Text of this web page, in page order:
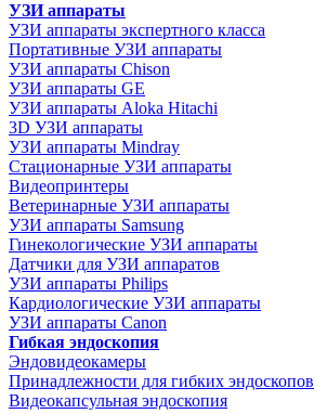
УЗИ аппараты
УЗИ аппараты экспертного класса
Портативные УЗИ аппараты
УЗИ аппараты Chison
УЗИ аппараты GE
УЗИ аппараты Aloka Hitachi
3D УЗИ аппараты
УЗИ аппараты Mindray
Стационарные УЗИ аппараты
Видеопринтеры
Ветеринарные УЗИ аппараты
УЗИ аппараты Samsung
Гинекологические УЗИ аппараты
Датчики для УЗИ аппаратов
УЗИ аппараты Philips
Кардиологические УЗИ аппараты
УЗИ аппараты Canon
Гибкая эндоскопия
Эндовидеокамеры
Принадлежности для гибких эндоскопов
Видеокапсульная эндоскопия